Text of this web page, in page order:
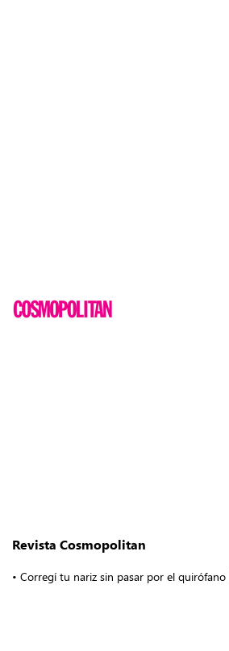
Revista Cosmopolitan
• Corregí tu nariz sin pasar por el quirófano